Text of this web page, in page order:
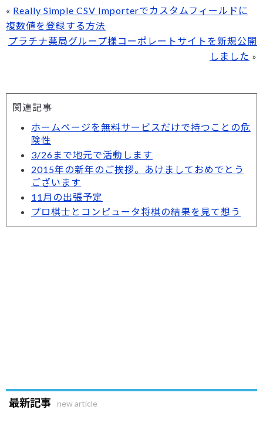
« Really Simple CSV Importerでカスタムフィールドに
複数値を登録する方法
プラチナ薬局グループ様コーポレートサイトを新規公開
しました »
関連記事
ホームページを無料サービスだけで持つことの危
険性
3/26まで地元で活動します
2015年の新年のご挨拶。あけましておめでとう
ございます
11月の出張予定
プロ棋士とコンピュータ将棋の結果を見て想う
最新記事 new article